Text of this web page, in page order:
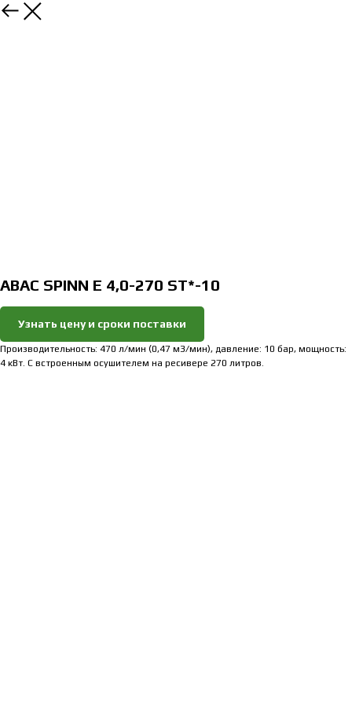
Закрыть
ABAC SPINN E 4,0-270 ST*-10
Узнать цену и сроки поставки
Производительность: 470 л/мин (0,47 м3/мин), давление: 10 бар, мощность:
4 кВт. С встроенным осушителем на ресивере 270 литров.